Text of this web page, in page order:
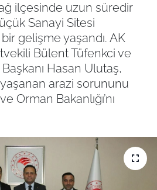
ilçesinde uzun süredir
Sanayi Sitesi
gelişme yaşandı. AK
Bülent Tüfenkci ve
Hasan Ulutaş,
arazi sorununu
Orman Bakanlığı’nı